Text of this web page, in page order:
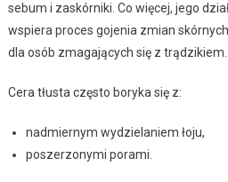
sebum i zaskórniki. Co więcej, jego
wspiera proces gojenia zmian
dla osób zmagających się z trądzikiem.
Cera tłusta często boryka się z:
nadmiernym wydzielaniem łoju,
poszerzonymi porami.